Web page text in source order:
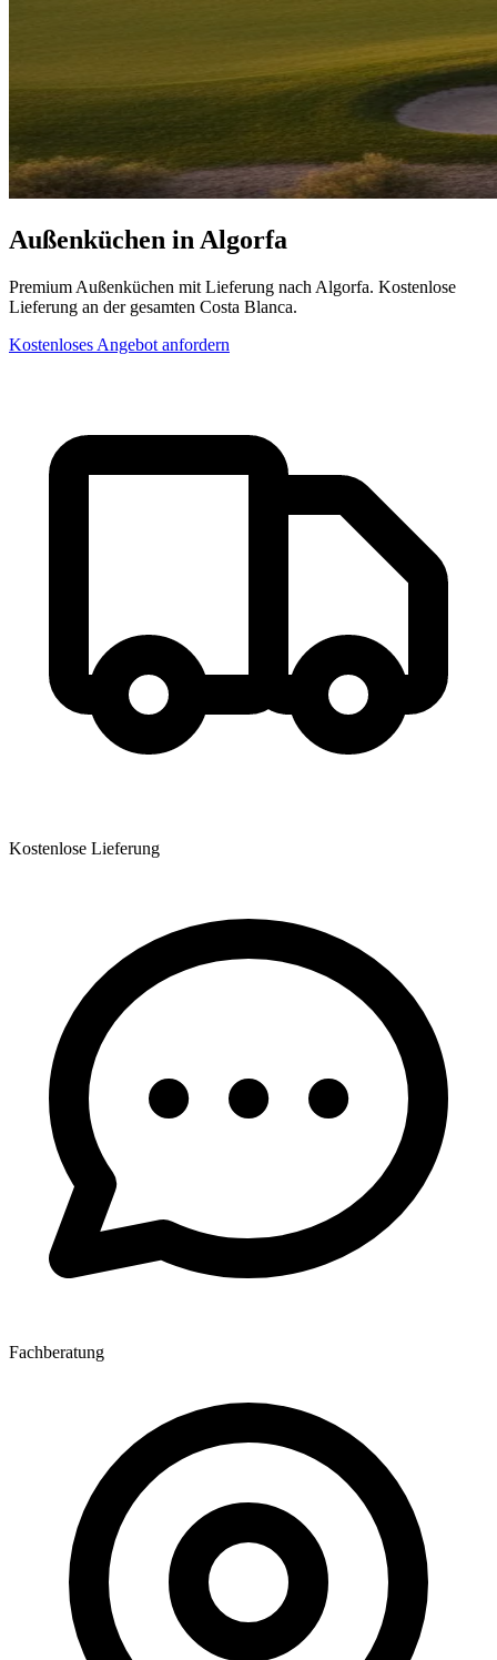
Außenküchen in Algorfa
Premium Außenküchen mit Lieferung nach Algorfa. Kostenlose
Lieferung an der gesamten Costa Blanca.
Kostenloses Angebot anfordern
Kostenlose Lieferung
Fachberatung